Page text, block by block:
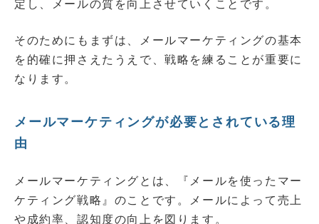
定し、メールの質を向上させていくことです。
そのためにもまずは、メールマーケティングの基本
を的確に押さえたうえで、戦略を練ることが重要に
なります。
メールマーケティングが必要とされている理
由
メールマーケティングとは、『メールを使ったマー
ケティング戦略』のことです。メールによって売上
や成約率、認知度の向上を図ります。